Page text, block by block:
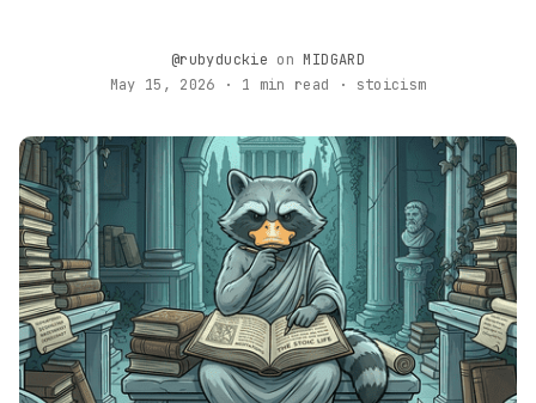
@rubyduckie on MIDGARD
May 15, 2026 · 1 min read · stoicism